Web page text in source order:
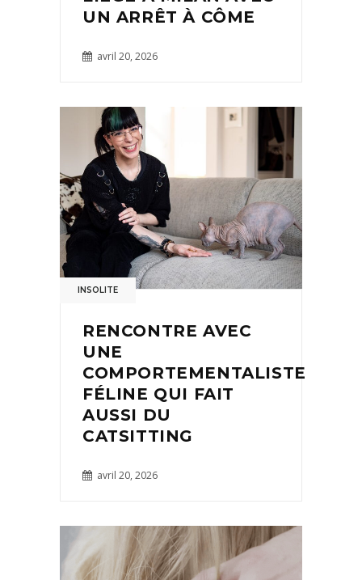
UN ARRÊT À CÔME
avril 20, 2026
INSOLITE
RENCONTRE AVEC
UNE
COMPORTEMENTALISTE
FÉLINE QUI FAIT
AUSSI DU
CATSITTING
avril 20, 2026